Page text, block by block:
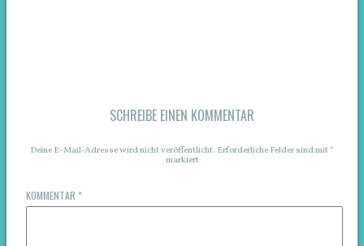
SCHREIBE EINEN KOMMENTAR
Deine E-Mail-Adresse wird nicht veröffentlicht. Erforderliche Felder sind mit*
markiert
KOMMENTAR *